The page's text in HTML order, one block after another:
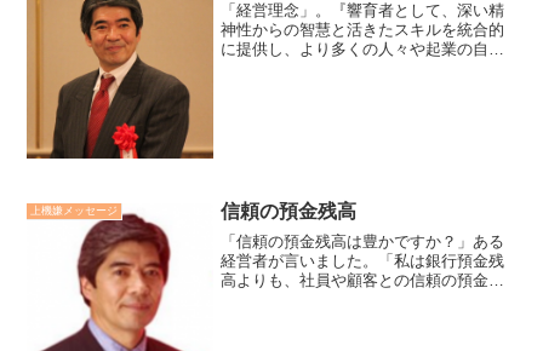
「経営理念」。『響育者として、深い精
神性からの智慧と活きたスキルを統合的
に提供し、より多くの人々や起業の自己
上機嫌メッセージ 信頼の預金残高
「信頼の預金残高は豊かですか？」ある
経営者が言いました。「私は銀行預金残
高よりも、社員や顧客との信頼の預金残